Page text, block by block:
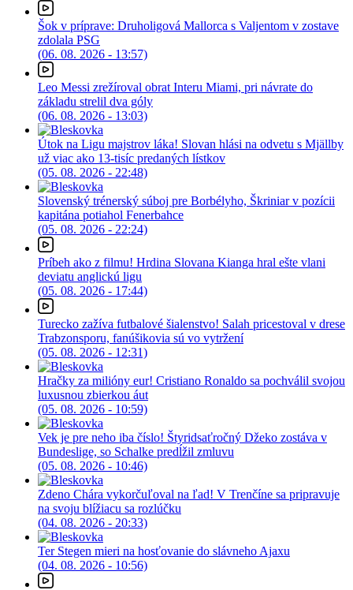
Šok v príprave: Druholigová Mallorca s Valjentom v zostave
zdolala PSG
(06. 08. 2026 - 13:57)
Leo Messi zrežíroval obrat Interu Miami, pri návrate do
základu strelil dva góly
(06. 08. 2026 - 13:03)
Útok na Ligu majstrov láka! Slovan hlási na odvetu s Mjällby
už viac ako 13-tisíc predaných lístkov
(05. 08. 2026 - 22:48)
Slovenský trénerský súboj pre Borbélyho, Škriniar v pozícii
kapitána potiahol Fenerbahce
(05. 08. 2026 - 22:24)
Príbeh ako z filmu! Hrdina Slovana Kianga hral ešte vlani
deviatu anglickú ligu
(05. 08. 2026 - 17:44)
Turecko zažíva futbalové šialenstvo! Salah pricestoval v drese
Trabzonsporu, fanúšikovia sú vo vytržení
(05. 08. 2026 - 12:31)
Hračky za milióny eur! Cristiano Ronaldo sa pochválil svojou
luxusnou zbierkou áut
(05. 08. 2026 - 10:59)
Vek je pre neho iba číslo! Štyridsaťročný Džeko zostáva v
Bundeslige, so Schalke predĺžil zmluvu
(05. 08. 2026 - 10:46)
Zdeno Chára vykorčuľoval na ľad! V Trenčíne sa pripravuje
na svoju blížiacu sa rozlúčku
(04. 08. 2026 - 20:33)
Ter Stegen mieri na hosťovanie do slávneho Ajaxu
(04. 08. 2026 - 10:56)